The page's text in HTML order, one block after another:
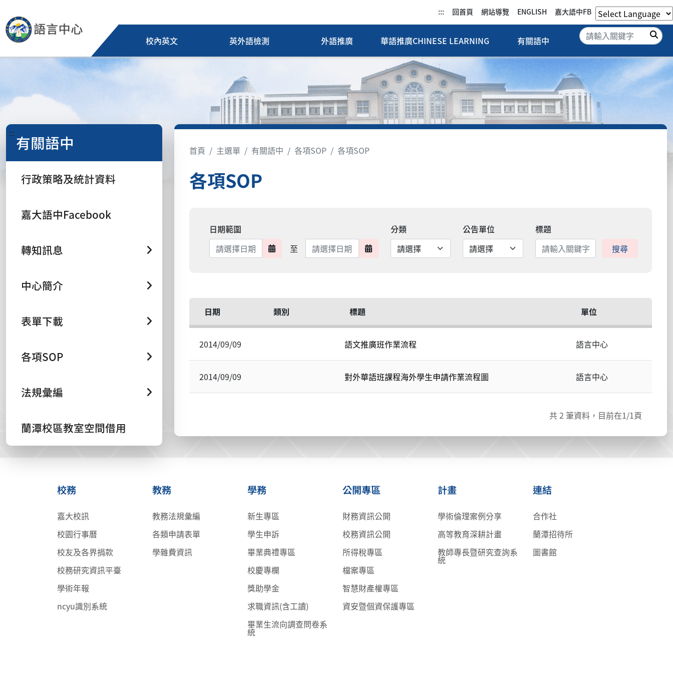
::: 回首頁 網站導覽 ENGLISH 嘉大語中FB
校內英文 英外語檢測 外語推廣 華語推廣CHINESE LEARNING 有關語中
搜尋
::: 有關語中
行政策略及統計資料
嘉大語中Facebook
轉知訊息
中心簡介
表單下載
各項SOP
法規彙編
蘭潭校區教室空間借用
首頁 主選單 有關語中 各項SOP 各項SOP
各項SOP
日期範圍
日期範圍開始
至 日期範圍結束 日期範圍結束
分類 公告單位
標題
搜尋
日期 類別 標題 單位
2014/09/09 語文推廣班作業流程 語言中心
2014/09/09 對外華語班課程海外學生申請作業流程圖 語言中心
共2 筆資料，目前在1/1頁
校務
嘉大校訊
校園行事曆
校友及各界捐款
校務研究資訊平臺
學術年報
ncyu識別系統
教務
教務法規彙編
各類申請表單
學雜費資訊
學務
新生專區
學生申訴
畢業典禮專區
校慶專欄
獎助學金
求職資訊(含工讀)
畢業生流向調查問卷系
統
公開專區
財務資訊公開
校務資訊公開
所得稅專區
檔案專區
智慧財產權專區
資安暨個資保護專區
計畫
學術倫理案例分享
高等教育深耕計畫
教師專長暨研究查詢系
統
連結
合作社
蘭潭招待所
圖書館